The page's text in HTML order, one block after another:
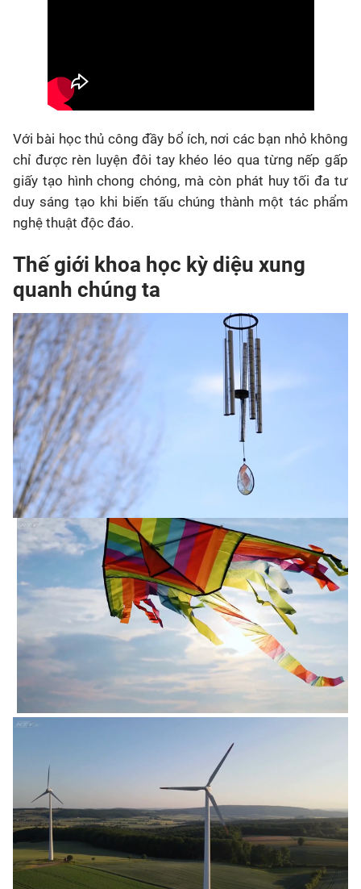
Với bài học thủ công đầy bổ ích, nơi các bạn nhỏ không
chỉ được rèn luyện đôi tay khéo léo qua từng nếp gấp
giấy tạo hình chong chóng, mà còn phát huy tối đa tư
duy sáng tạo khi biến tấu chúng thành một tác phẩm
nghệ thuật độc đáo.
Thế giới khoa học kỳ diệu xung
quanh chúng ta